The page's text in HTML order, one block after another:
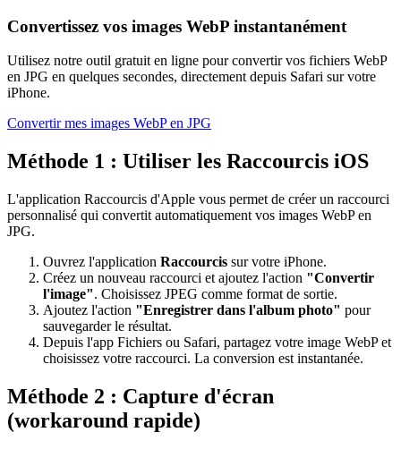
Convertissez vos images WebP instantanément
Utilisez notre outil gratuit en ligne pour convertir vos fichiers WebP
en JPG en quelques secondes, directement depuis Safari sur votre
iPhone.
Convertir mes images WebP en JPG
Méthode 1 : Utiliser les Raccourcis iOS
L'application Raccourcis d'Apple vous permet de créer un raccourci
personnalisé qui convertit automatiquement vos images WebP en
JPG.
Ouvrez l'application Raccourcis sur votre iPhone.
Créez un nouveau raccourci et ajoutez l'action "Convertir
l'image". Choisissez JPEG comme format de sortie.
Ajoutez l'action "Enregistrer dans l'album photo" pour
sauvegarder le résultat.
Depuis l'app Fichiers ou Safari, partagez votre image WebP et
choisissez votre raccourci. La conversion est instantanée.
Méthode 2 : Capture d'écran
(workaround rapide)